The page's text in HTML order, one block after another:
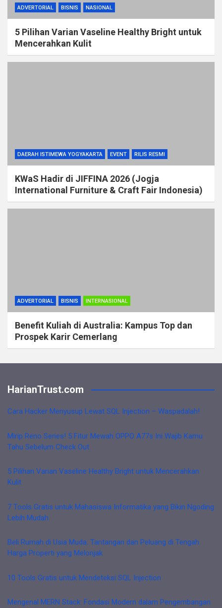
ADVERTORIAL BISNIS NASIONAL
5 Pilihan Varian Vaseline Healthy Bright untuk
Mencerahkan Kulit
DAERAH ISTIMEWA YOGYAKARTA EVENT RILIS RESMI
KWaS Hadir di JIFFINA 2026 (Jogja
International Furniture & Craft Fair Indonesia)
ADVERTORIAL BISNIS INTERNASIONAL
Benefit Kuliah di Australia: Kampus Top dan
Prospek Karir Cemerlang
HarianTrust.com
Cara Hacker Menyusup Lewat SQL Injection – Waspadalah!
Mirip Reno Series! 5 Fitur Mewah OPPO A77s Ini Wajib Kamu
Tahu Sebelum Check Out
5 Pilihan Varian Vaseline Healthy Bright untuk Mencerahkan
Kulit
7 Tools Gratis untuk Mahasiswa Informatika yang Bikin Ngoding
Lebih Mudah
Beli Rumah di Usia Muda: Tantangan dan Peluang di Tengah
Harga Properti yang Melonjak
10 Tools Gratis untuk Mendeteksi SQL Injection
Mengenal MERN Stack: Fondasi Modern dalam Pengembangan